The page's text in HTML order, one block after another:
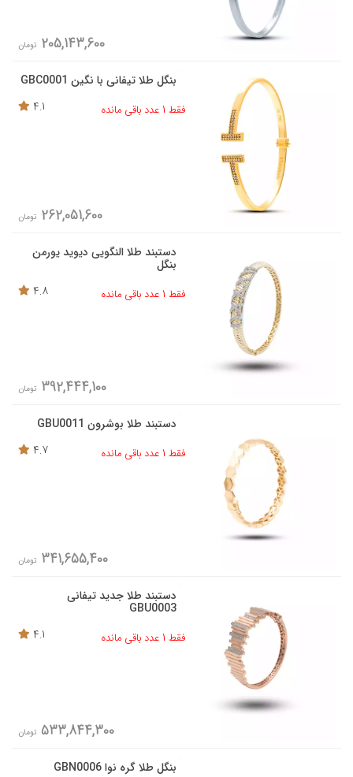
205,143,600 تومان
بنگل طلا تیفانی با نگین GBC0001
فقط 1 عدد باقی مانده
4.1
262,051,600 تومان
دستبند طلا النگویی دیوید یورمن
بنگل
فقط 1 عدد باقی مانده
4.8
392,444,100 تومان
دستبند طلا بوشرون GBU0011
فقط 1 عدد باقی مانده
4.7
341,655,400 تومان
دستبند طلا جدید تیفانی
GBU0003
فقط 1 عدد باقی مانده
4.1
533,844,300 تومان
بنگل طلا گره نوا GBN0006